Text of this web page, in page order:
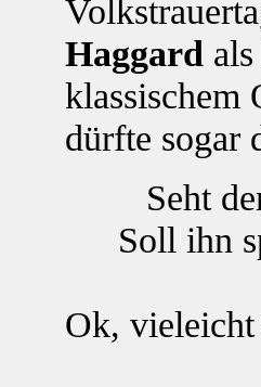
Haggard
klassischem
dürfte sogar
Seht
Soll ihn
Ok, vieleicht